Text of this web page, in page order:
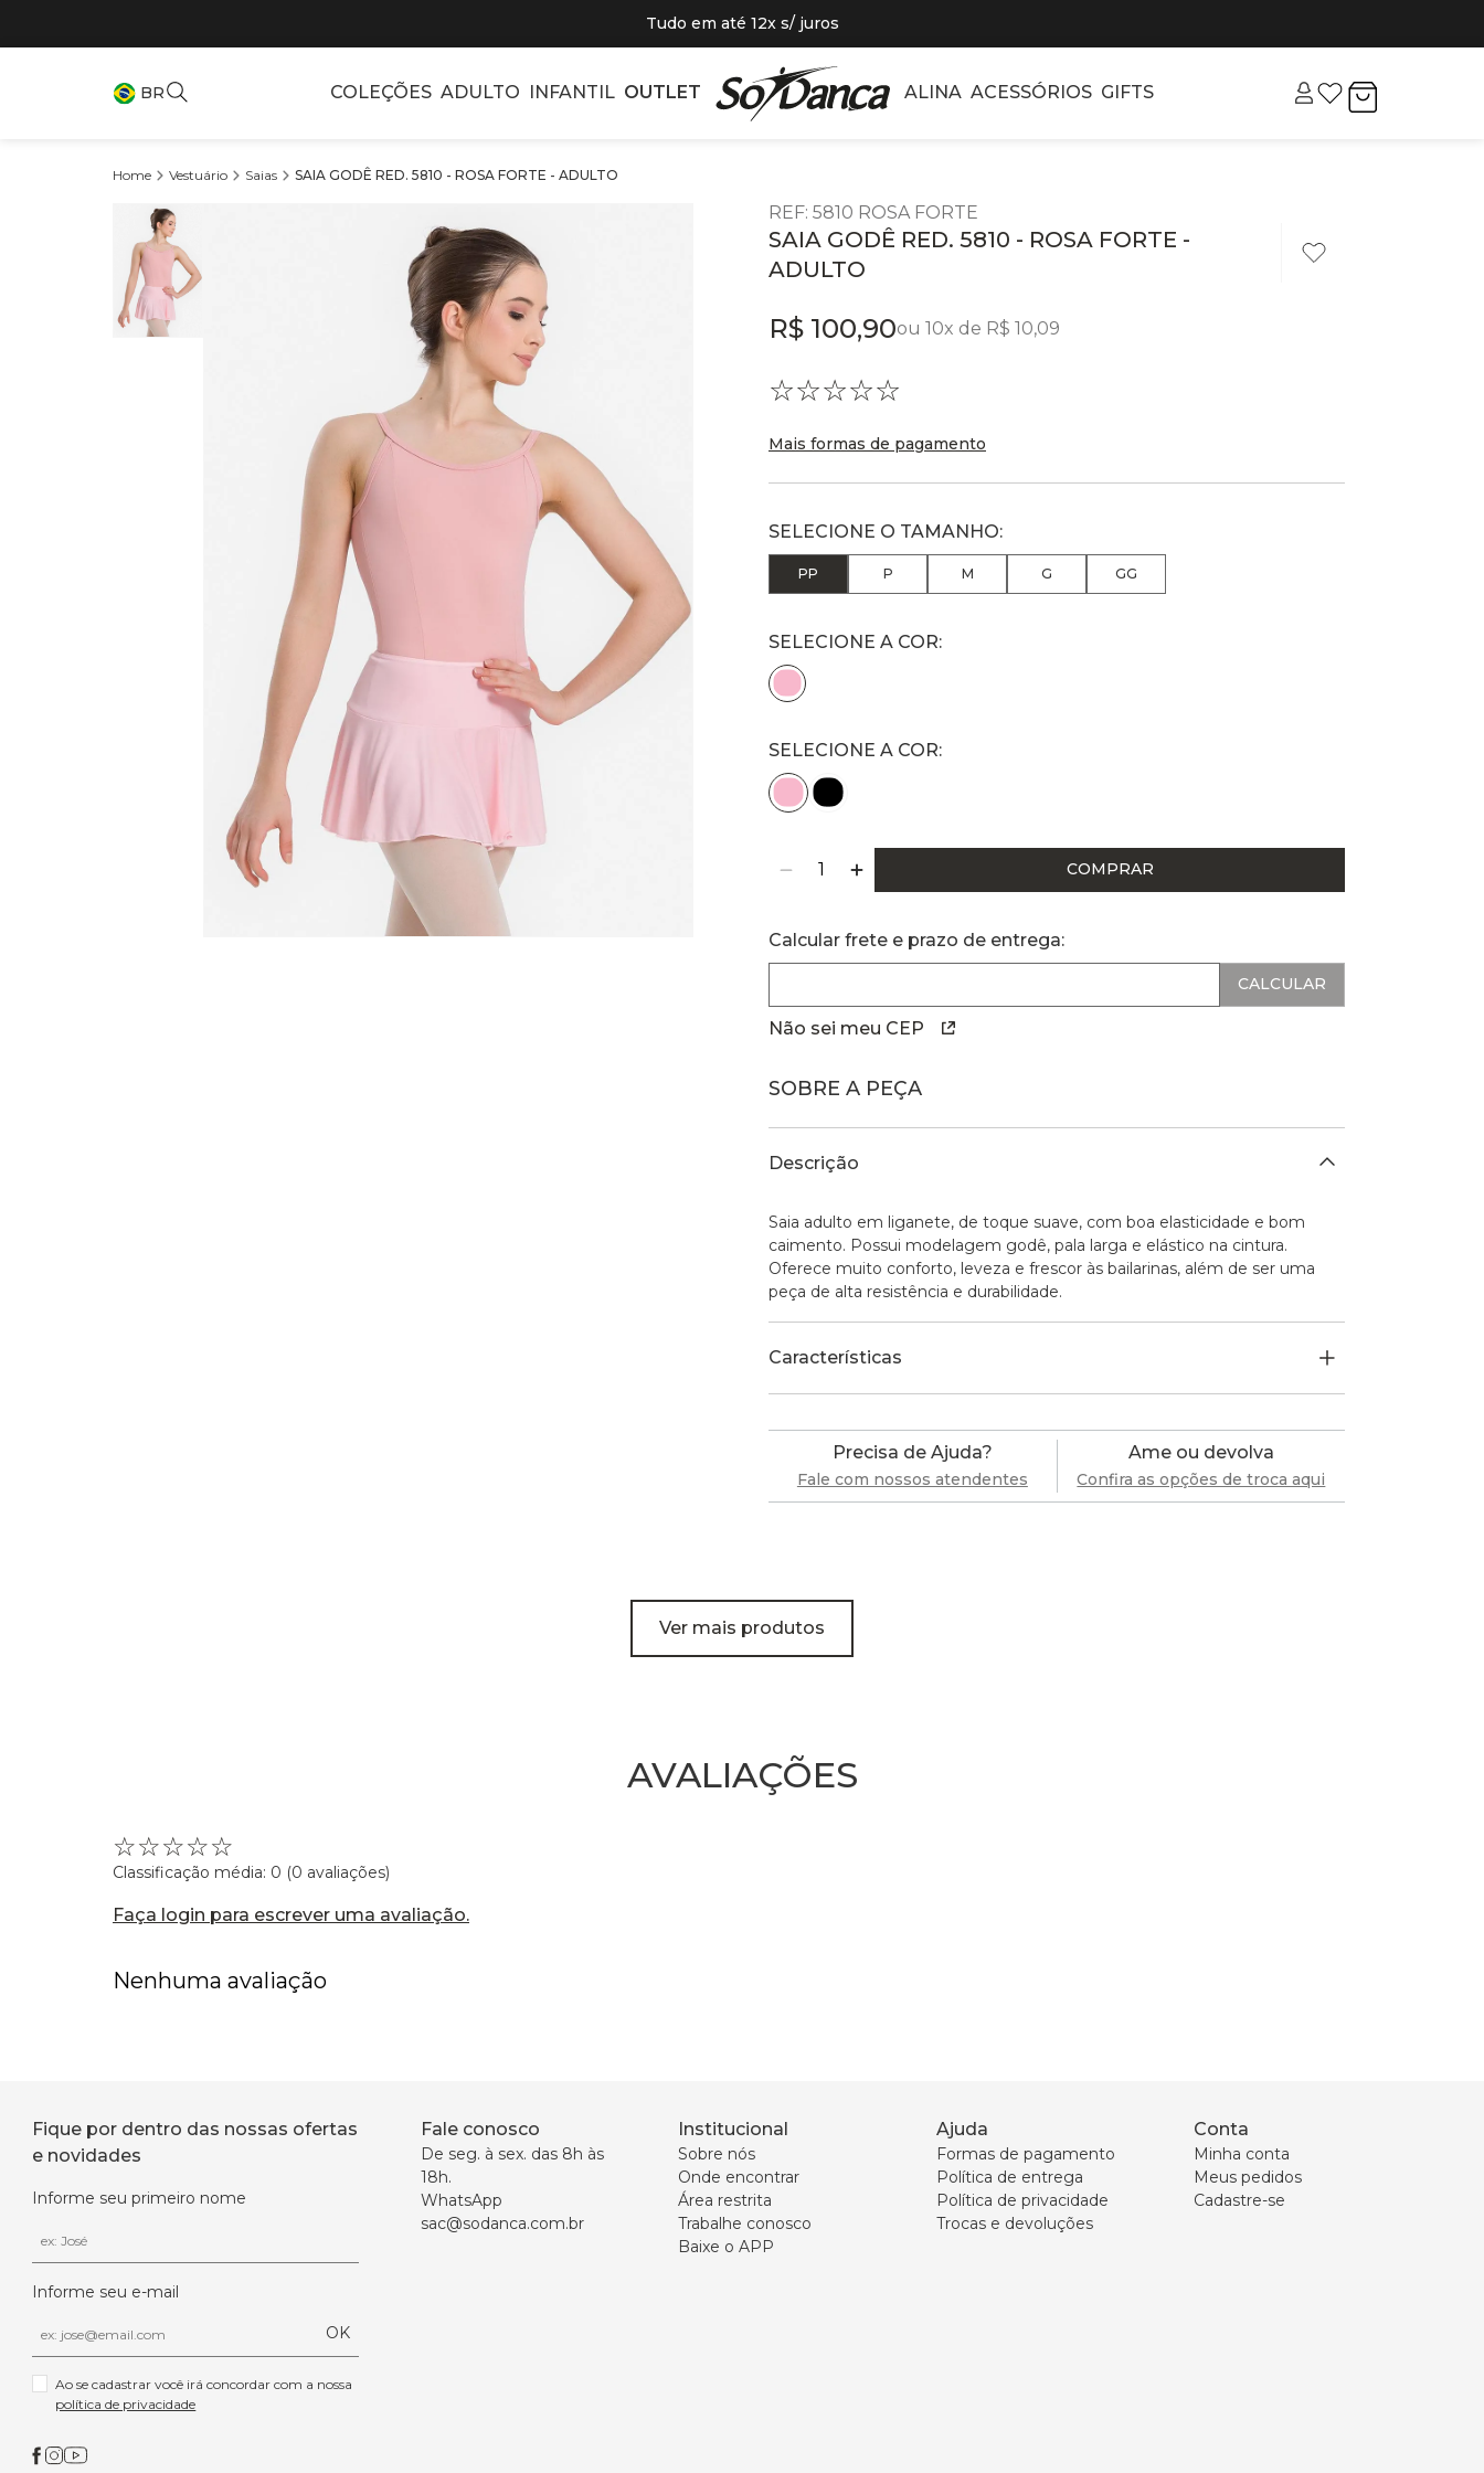
Tudo em até 12x s/ juros
BR COLEÇÕES ADULTO INFANTIL OUTLET ALINA ACESSÓRIOS GIFTS
Vestuário Saias SAIA GODÊ RED. 5810 - ROSA FORTE - ADULTO
REF: 5810 ROSA FORTE
SAIA GODÊ RED. 5810 - ROSA FORTE -
ADULTO
R$ 100,90ou 10x de R$ 10,09
☆☆☆☆☆
Mais formas de pagamento
PP P M G GG
SELECIONE A COR:
COMPRAR
Calcular frete e prazo de entrega:
Não sei meu CEP
SOBRE A PEÇA
Descrição
Saia adulto em liganete, de toque suave, com boa elasticidade e bom
caimento. Possui modelagem godê, pala larga e elástico na cintura.
Oferece muito conforto, leveza e frescor às bailarinas, além de ser uma
peça de alta resistência e durabilidade.
Características
Precisa de Ajuda?
Fale com nossos atendentes
Ame ou devolva
Confira as opções de troca aqui
Ver mais produtos
AVALIAÇÕES
☆☆☆☆☆
Classificação média: 0 (0 avaliações)
Faça login para escrever uma avaliação.
Nenhuma avaliação
Fique por dentro das nossas ofertas
e novidades
Informe seu primeiro nome
Informe seu e-mail
OK
política de privacidade
Fale conosco
De seg. à sex. das 8h às
18h.
WhatsApp
sac@sodanca.com.br
Institucional
Sobre nós
Onde encontrar
Área restrita
Trabalhe conosco
Baixe o APP
Ajuda
Formas de pagamento
Política de entrega
Política de privacidade
Trocas e devoluções
Conta
Minha conta
Meus pedidos
Cadastre-se